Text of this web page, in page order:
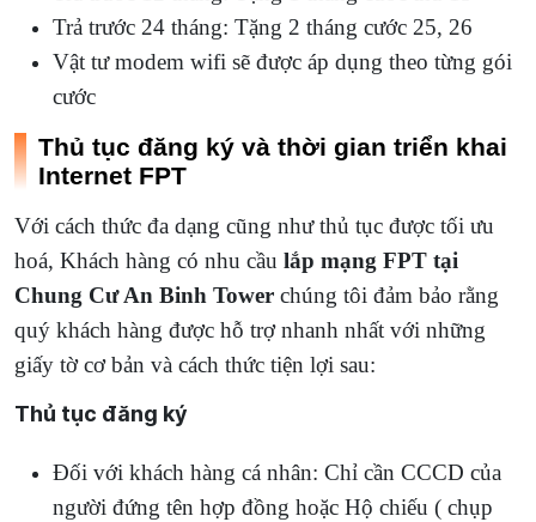
Trả trước 24 tháng: Tặng 2 tháng cước 25, 26
Vật tư modem wifi sẽ được áp dụng theo từng gói
cước
Thủ tục đăng ký và thời gian triển khai
Internet FPT
Với cách thức đa dạng cũng như thủ tục được tối ưu
hoá, Khách hàng có nhu cầu lắp mạng FPT tại
Chung Cư An Binh Tower chúng tôi đảm bảo rằng
quý khách hàng được hỗ trợ nhanh nhất với những
giấy tờ cơ bản và cách thức tiện lợi sau:
Thủ tục đăng ký
Đối với khách hàng cá nhân: Chỉ cần CCCD của
người đứng tên hợp đồng hoặc Hộ chiếu ( chụp